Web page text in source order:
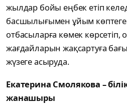
жылдар бойы еңбек етіп
басшылығымен ұйым
отбасыларға көмек көрсетіп,
жағдайларын жақсартуға
жүзеге асыруда.
Екатерина Смолякова –
жанашыры